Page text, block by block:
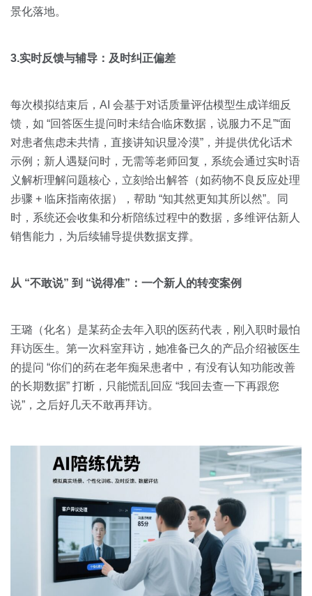
景化落地。
3.实时反馈与辅导：及时纠正偏差
每次模拟结束后，AI 会基于对话质量评估模型生成详细反
馈，如 “回答医生提问时未结合临床数据，说服力不足”“面
对患者焦虑未共情，直接讲知识显冷漠”，并提供优化话术
示例；新人遇疑问时，无需等老师回复，系统会通过实时语
义解析理解问题核心，立刻给出解答（如药物不良反应处理
步骤 + 临床指南依据），帮助 “知其然更知其所以然”。同
时，系统还会收集和分析陪练过程中的数据，多维评估新人
销售能力，为后续辅导提供数据支撑。
从 “不敢说” 到 “说得准”：一个新人的转变案例
王璐（化名）是某药企去年入职的医药代表，刚入职时最怕
拜访医生。第一次科室拜访，她准备已久的产品介绍被医生
的提问 “你们的药在老年痴呆患者中，有没有认知功能改善
的长期数据” 打断，只能慌乱回应 “我回去查一下再跟您
说”，之后好几天不敢再拜访。